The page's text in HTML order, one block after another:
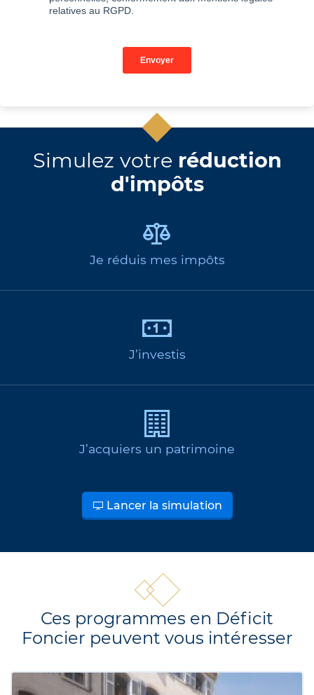
Simulez votre réduction
d'impôts
Je réduis mes impôts
J’investis
J’acquiers un patrimoine
Lancer la simulation
Ces programmes en Déficit
Foncier peuvent vous intéresser